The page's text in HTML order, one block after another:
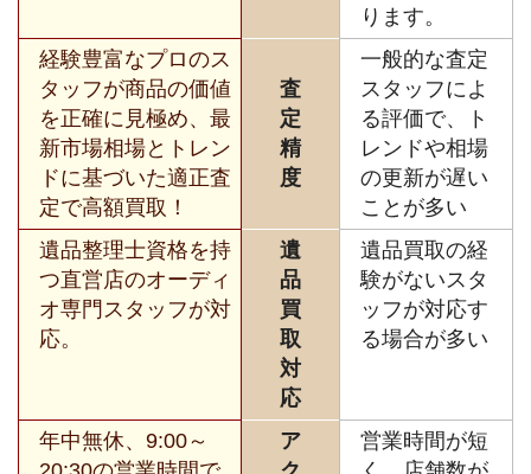
ります。
経験豊富なプロのス
タッフが商品の価値
を正確に見極め、最
新市場相場とトレン
ドに基づいた適正査
定で高額買取！
査
定
精
度
一般的な査定
スタッフによ
る評価で、ト
レンドや相場
の更新が遅い
ことが多い
遺品整理士資格を持
つ直営店のオーディ
オ専門スタッフが対
応。
遺
品
買
取
対
応
遺品買取の経
験がないスタ
ッフが対応す
る場合が多い
年中無休、9:00～
ア
営業時間が短